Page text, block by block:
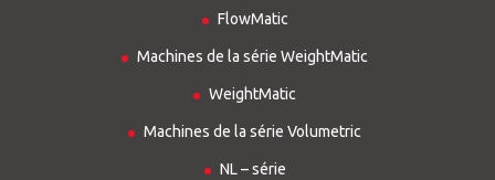
FlowMatic
Machines de la série WeightMatic
WeightMatic
Machines de la série Volumetric
NL – série